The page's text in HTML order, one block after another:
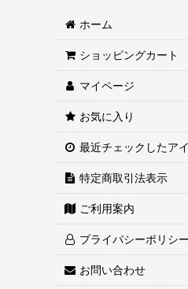
ホーム
ショッピングカート
マイページ
お気に入り
最近チェックしたア
特定商取引法表示
ご利用案内
プライバシーポリシー
お問い合わせ